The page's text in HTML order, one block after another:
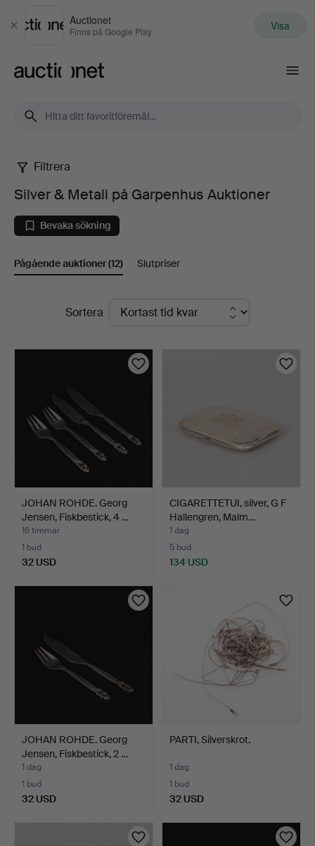
Stäng
Auctionet
Finns på Google Play Visa
Silver
Metall
på
Garpenhus
Auktioner
Filtrera
Silver & Metall på Garpenhus Auktioner
Bevaka sökning
Pågående auktioner(12) Slutpriser
PågåendeSortera
JOHAN ROHDE. Georg
Jensen, Fiskbestick, 4 …
16 timmar
1 bud
32 USD
CIGARETTETUI, silver, G F
Hallengren, Malm…
1 dag
5 bud
134 USD
JOHAN ROHDE. Georg
Jensen, Fiskbestick, 2 …
1 dag
1 bud
32 USD
PARTI, Silverskrot.
1 dag
1 bud
32 USD